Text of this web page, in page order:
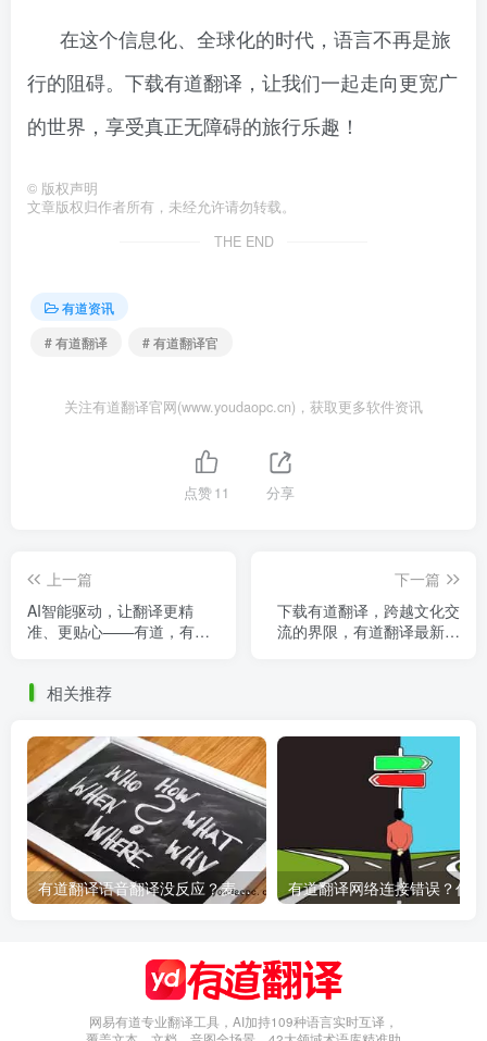
在这个信息化、全球化的时代，语言不再是旅
行的阻碍。下载有道翻译，让我们一起走向更宽广
的世界，享受真正无障碍的旅行乐趣！
© 版权声明
文章版权归作者所有，未经允许请勿转载。
THE END
有道资讯
# 有道翻译
# 有道翻译官
关注有道翻译官网(www.youdaopc.cn)，获取更多软件资讯
点赞11 分享
上一篇
AI智能驱动，让翻译更精
准、更贴心——有道，有道
下一篇
下载有道翻译，跨越文化交
流的界限，有道翻译最新版
相关推荐
有道翻译语音翻译没反应？麦克风权限设置指南
网易有道专业翻译工具，AI加持109种语言实时互译，